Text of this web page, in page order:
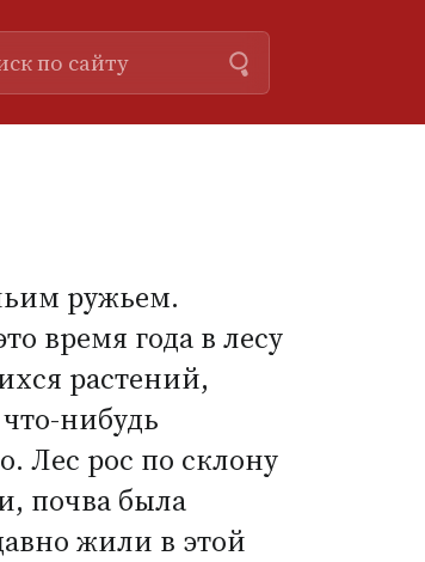
ружьем.
время года в лесу
растений,
нибудь
Лес рос по склону
почва была
жили в этой